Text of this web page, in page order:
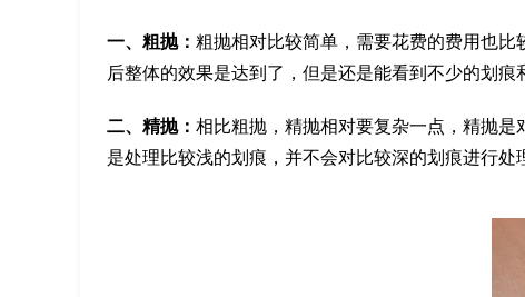
一、粗抛： 粗抛相对比较简单，需要花费的费用也
后整体的效果是达到了，但是还是能看到不少的划痕
二、精抛： 相比粗抛，精抛相对要复杂一点，精抛
是处理比较浅的划痕，并不会对比较深的划痕进行